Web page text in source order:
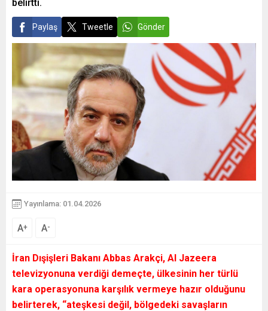
belirtti.
Paylaş Tweetle Gönder
Yayınlama: 01.04.2026
A+ A-
İran Dışişleri Bakanı Abbas Arakçi, Al Jazeera
televizyonuna verdiği demeçte, ülkesinin her türlü
kara operasyonuna karşılık vermeye hazır olduğunu
belirterek, “ateşkesi değil, bölgedeki savaşların